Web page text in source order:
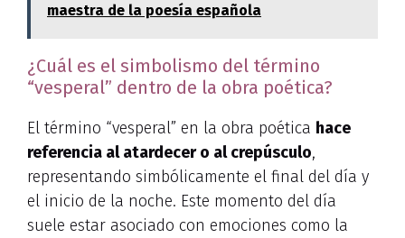
maestra de la poesía española
¿Cuál es el simbolismo del término
“vesperal” dentro de la obra poética?
El término “vesperal” en la obra poética hace
referencia al atardecer o al crepúsculo,
representando simbólicamente el final del día y
el inicio de la noche. Este momento del día
suele estar asociado con emociones como la